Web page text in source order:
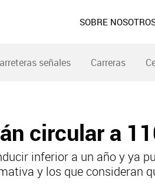
SOBRE
señales Carreras
circular a
inferior a un año y ya
y los que consideran